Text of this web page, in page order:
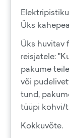
Üks
Üks huvitav
reisjatele:
pakume
või
tund,
tüüpi kohvi/
Kokkuvõte.